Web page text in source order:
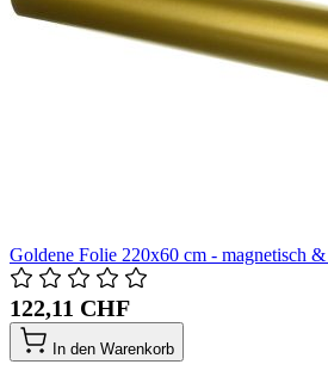
Goldene Folie 220x60 cm - magnetisch &
122,11 CHF
In den Warenkorb